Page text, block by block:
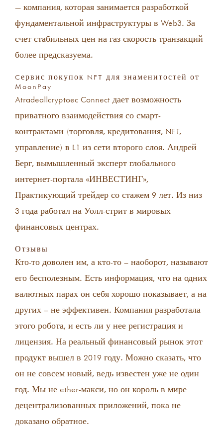
— компания, которая занимается разработкой
фундаментальной инфраструктуры в Web3. За
счет стабильных цен на газ скорость транзакций
более предсказуема.
Cервис покупок NFT для знаменитостей от
MoonPay
Atradeallcryptoec Connect дает возможность
приватного взаимодействия со смарт-
контрактами (торговля, кредитования, NFT,
управление) в L1 из сети второго слоя. Андрей
Берг, вымышленный эксперт глобального
интернет-портала «ИНВЕСТИНГ»,
Практикующий трейдер со стажем 9 лет. Из низ
3 года работал на Уолл-стрит в мировых
финансовых центрах.
Отзывы
Кто-то доволен им, а кто-то – наоборот, называют
его бесполезным. Есть информация, что на одних
валютных парах он себя хорошо показывает, а на
других – не эффективен. Компания разработала
этого робота, и есть ли у нее регистрация и
лицензия. На реальный финансовый рынок этот
продукт вышел в 2019 году. Можно сказать, что
он не совсем новый, ведь известен уже не один
год. Мы не ether-макси, но он король в мире
децентрализованных приложений, пока не
доказано обратное.